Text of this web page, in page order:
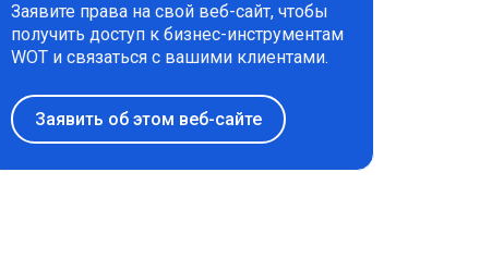
Заявите права на свой веб-сайт, чтобы
получить доступ к бизнес-инструментам
WOT и связаться с вашими клиентами.
Заявить об этом веб-сайте